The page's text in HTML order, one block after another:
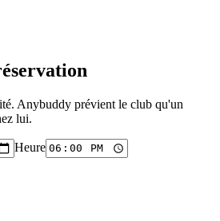
Anybuddy prévient le club qu'un
lui.
Heure